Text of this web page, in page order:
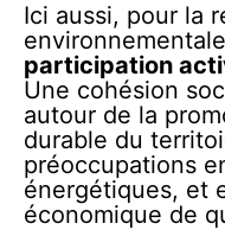
Ici aussi, pour la
participation
Une cohésion
autour de la
durable du
préoccupations
énergétiques, et
économique de